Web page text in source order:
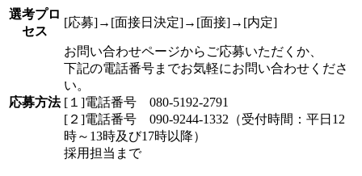
選考プロ
セス
[応募]→[面接日決定]→[面接]→[内定]
応募方法
お問い合わせページからご応募いただくか、
下記の電話番号までお気軽にお問い合わせくださ
い。
[１]電話番号 080-5192-2791
[２]電話番号 090-9244-1332（受付時間：平日12
時～13時及び17時以降）
採用担当まで